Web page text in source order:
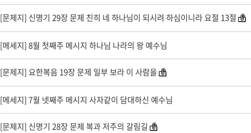
[문제지] 신명기 29장 문제 친히 네 하나님이 되시려 하심이니라 요절 13절
[메세지] 8월 첫째주 메시지 하나님 나라의 왕 예수님
[문제지] 요한복음 19장 문제 일부 보라 이 사람을
[메세지] 7월 넷째주 메시지 사자같이 담대하신 예수님
[문제지] 신명기 28장 문제 복과 저주의 갈림길